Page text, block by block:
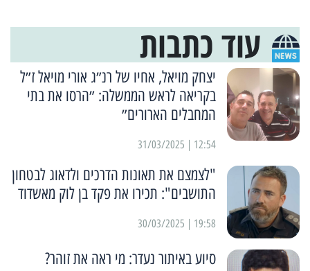
עוד כתבות
יצחק מויאל, אחיו של רנ״ג אורי מויאל ז״ל
בקריאה לראש הממשלה: ״הרסו את בתי
המחבלים הארורים״
12:54 | 31/03/2025
"לצמצם את תאונות הדרכים ולדאוג לבטחון
התושבים": תכירו את פקד בן לוק מאשדוד
19:58 | 30/03/2025
סיוע באיתור נעדר: מי ראה את זוהר?